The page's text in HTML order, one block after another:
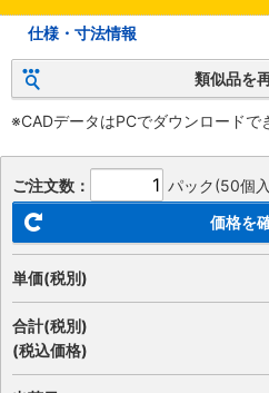
仕様・寸法情報
類似品を
※CADデータはPCでダウンロードで
ご注文数：
パック(50個
価格を
単価(税別)
合計(税別)
(税込価格)